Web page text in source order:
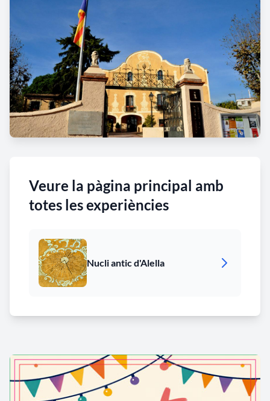
Veure la pàgina principal amb
totes les experiències
Nucli antic d'Alella